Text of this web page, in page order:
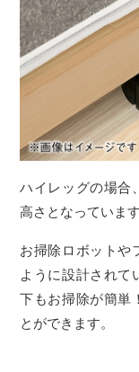
ハイレッグの場合
高さとなっています
お掃除ロボットや
ように設計されて
下もお掃除が簡単
とができます。